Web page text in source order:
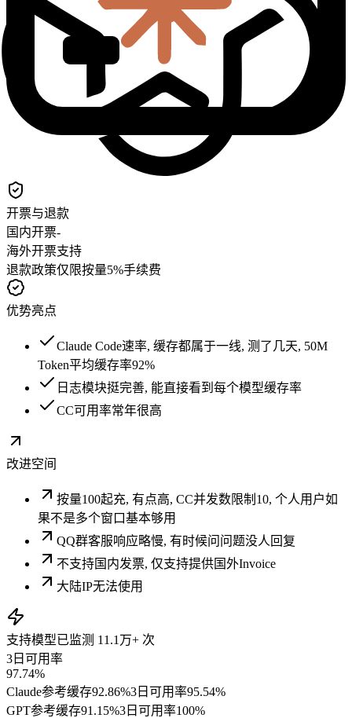
开票与退款
国内开票-
海外开票支持
退款政策仅限按量5%手续费
优势亮点
Claude Code速率, 缓存都属于一线, 测了几天, 50M
Token平均缓存率92%
日志模块挺完善, 能直接看到每个模型缓存率
CC可用率常年很高
改进空间
按量100起充, 有点高, CC并发数限制10, 个人用户如
果不是多个窗口基本够用
QQ群客服响应略慢, 有时候问问题没人回复
不支持国内发票, 仅支持提供国外Invoice
大陆IP无法使用
支持模型已监测 11.1万+ 次
3日可用率
97.74%
Claude参考缓存92.86%3日可用率95.54%
GPT参考缓存91.15%3日可用率100%